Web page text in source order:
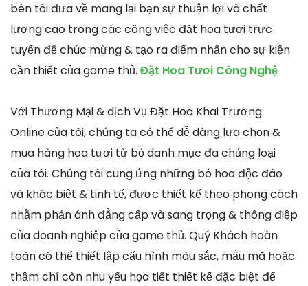
bên tôi đưa về mang lại bạn sự thuận lợi và chất
lượng cao trong các công việc đặt hoa tươi trực
tuyến để chúc mừng & tạo ra điểm nhấn cho sự kiện
cần thiết của game thủ. Đặt Hoa Tươi Công Nghệ
Với Thương Mại & dịch Vụ Đặt Hoa Khai Trương
Online của tôi, chúng ta có thể dễ dàng lựa chọn &
mua hàng hoa tươi từ bỏ danh mục đa chủng loại
của tôi. Chúng tôi cung ứng những bó hoa độc đáo
và khác biệt & tinh tế, được thiết kế theo phong cách
nhằm phản ánh đẳng cấp và sang trọng & thông điệp
của doanh nghiệp của game thủ. Quý Khách hoàn
toàn có thể thiết lập cấu hình màu sắc, mẫu mã hoặc
thậm chí còn nhu yếu họa tiết thiết kế đặc biệt để